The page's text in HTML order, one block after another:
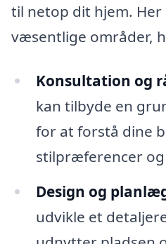
til netop dit hjem. Her
væsentlige områder,
Konsultation og
kan tilbyde en
for at forstå dine
stilpræferencer
Design og
udvikle et